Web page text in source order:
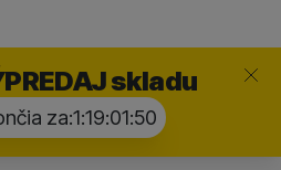
skladu
za:1:19:01:49
Zavrieť